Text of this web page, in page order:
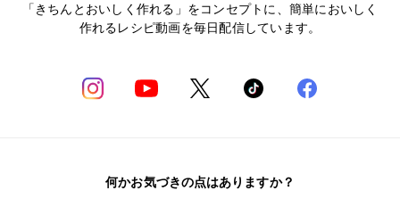
「きちんとおいしく作れる」をコンセプトに、簡単においしく
作れるレシピ動画を毎日配信しています。
何かお気づきの点はありますか？